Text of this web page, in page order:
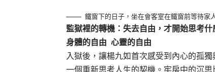
鐵窗下的日子，坐在會客室在鐵窗前等待家
監獄裡的轉機：失去自由，才開始思考什
身體的自由 心靈的自由
入獄後，讓楊九如首次感受到內心的孤
一個重新思考人生的契機。牢房中的沉